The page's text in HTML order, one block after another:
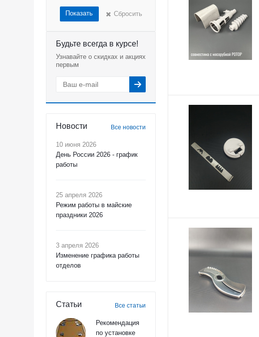
Показать Сбросить
Будьте всегда в курсе!
Узнавайте о скидках и акциях
первым
Новости Все новости
10 июня 2026
День России 2026 - график
работы
25 апреля 2026
Режим работы в майские
праздники 2026
3 апреля 2026
Изменение графика работы
отделов
Статьи Все статьи
Рекомендация
по установке